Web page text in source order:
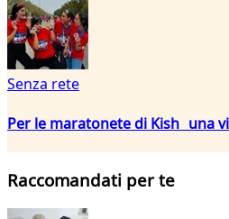
Senza rete
Per le maratonete di Kish una
Raccomandati per te